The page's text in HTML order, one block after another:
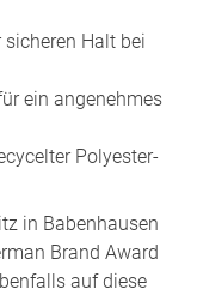
sicheren Halt bei
ein angenehmes
Polyester-
in Babenhausen
Brand Award
auf diese